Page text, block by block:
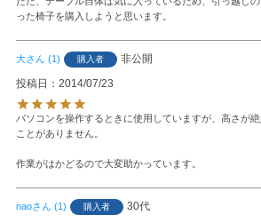
った椅子を購入しようと思います。
大 1 購入者
非公開
投稿日
2014/07/23
パソコンを操作するときに使用していますが、高さが
ことがありません。
作業がはかどるので大変助かっています。
nao 1 購入者
30代